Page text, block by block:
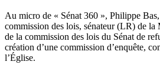
Au micro de « Sénat 360 », Philippe
commission des lois, sénateur (LR) de
de la commission des lois du Sénat de
création d’une commission d’enquête,
l’Église.